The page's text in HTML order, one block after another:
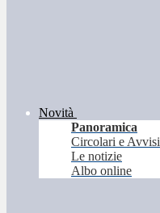
Novità
Panoramica
Circolari e Avvisi
Le notizie
Albo online